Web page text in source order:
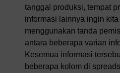
tanggal produksi, tempat
informasi lainnya ingin
menggunakan tanda
antara beberapa varian
Kesemua informasi
beberapa kolom di